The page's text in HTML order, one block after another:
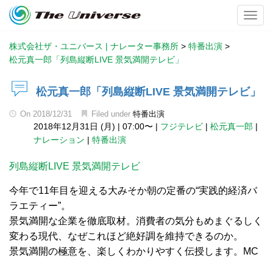
株式会社ザ・ユニバース | ナレーター事務所 > 特番出演 >
松元真一郎「列島縦断LIVE 景気満開テレビ」
松元真一郎「列島縦断LIVE 景気満開テレビ」
On 2018/12/31 Filed under 特番出演
2018年12月31日 (月) | 07:00〜 | フジテレビ | 松元真一郎 |
ナレーション | 特番出演
列島縦断LIVE 景気満開テレビ
今年で11年目を迎える大みそか朝の定番の“実践的経済バ
ラエティー”。
景気満開な企業を徹底取材。消費者の気分もめまぐるしく
変わる現代、なぜこれほど絶好調を維持できるのか。
景気満開の極意を、楽しくわかりやすく伝授します。MC